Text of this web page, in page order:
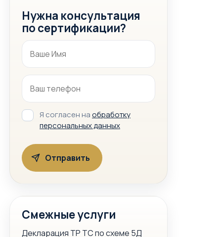
Нужна консультация
по сертификации?
Я согласен наобработку
персональных данных
Смежные услуги
Декларация ТР ТС по схеме 5Д